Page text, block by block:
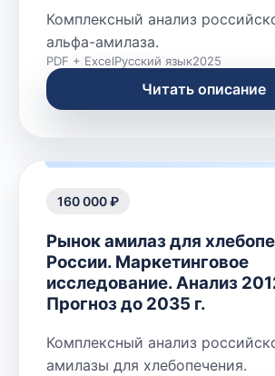
Комплексный анализ
альфа-амилаза.
PDF + ExcelРусский язык2025
Читать описание
160 000 ₽
Рынок амилаз для
России. Маркетинговое
исследование. Анализ
Прогноз до 2035 г.
Комплексный анализ
амилазы для хлебопечения.